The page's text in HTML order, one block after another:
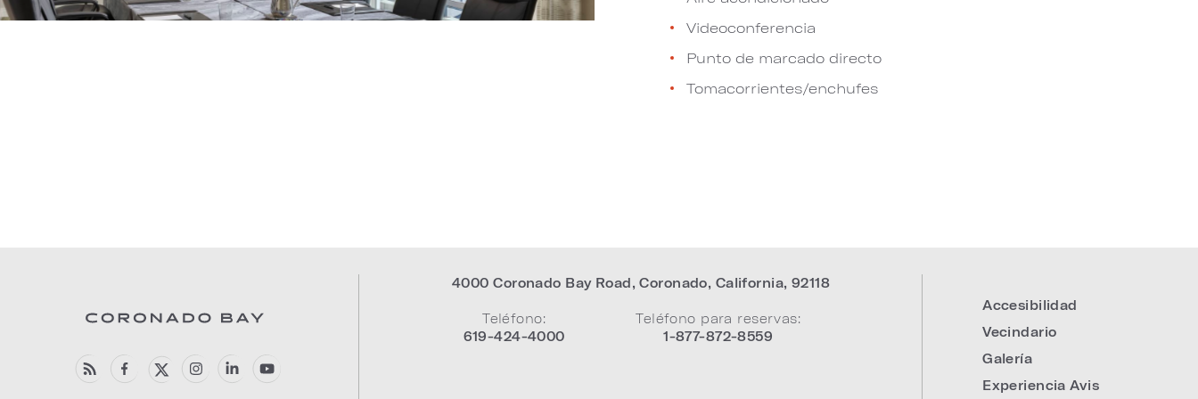
Videoconferencia
Punto de marcado directo
Tomacorrientes/enchufes
4000 Coronado Bay Road,Coronado, California, 92118
Teléfono:
619-424-4000
Teléfono para reservas:
1-877-872-8559
Accesibilidad
Vecindario
Galería
Experiencia Avis